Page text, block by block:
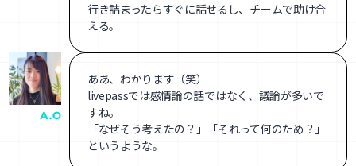
行き詰まったらすぐに話せるし、チームで助け合
える。
ああ、わかります（笑）
livepassでは感情論の話ではなく、議論が多いで
すね。
「なぜそう考えたの？」「それって何のため？」
というような。